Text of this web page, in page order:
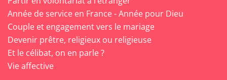
Année de service en France - Année pour Dieu
Couple et engagement vers le mariage
Devenir prêtre, religieux ou religieuse
Et le célibat, on en parle ?
Vie affective